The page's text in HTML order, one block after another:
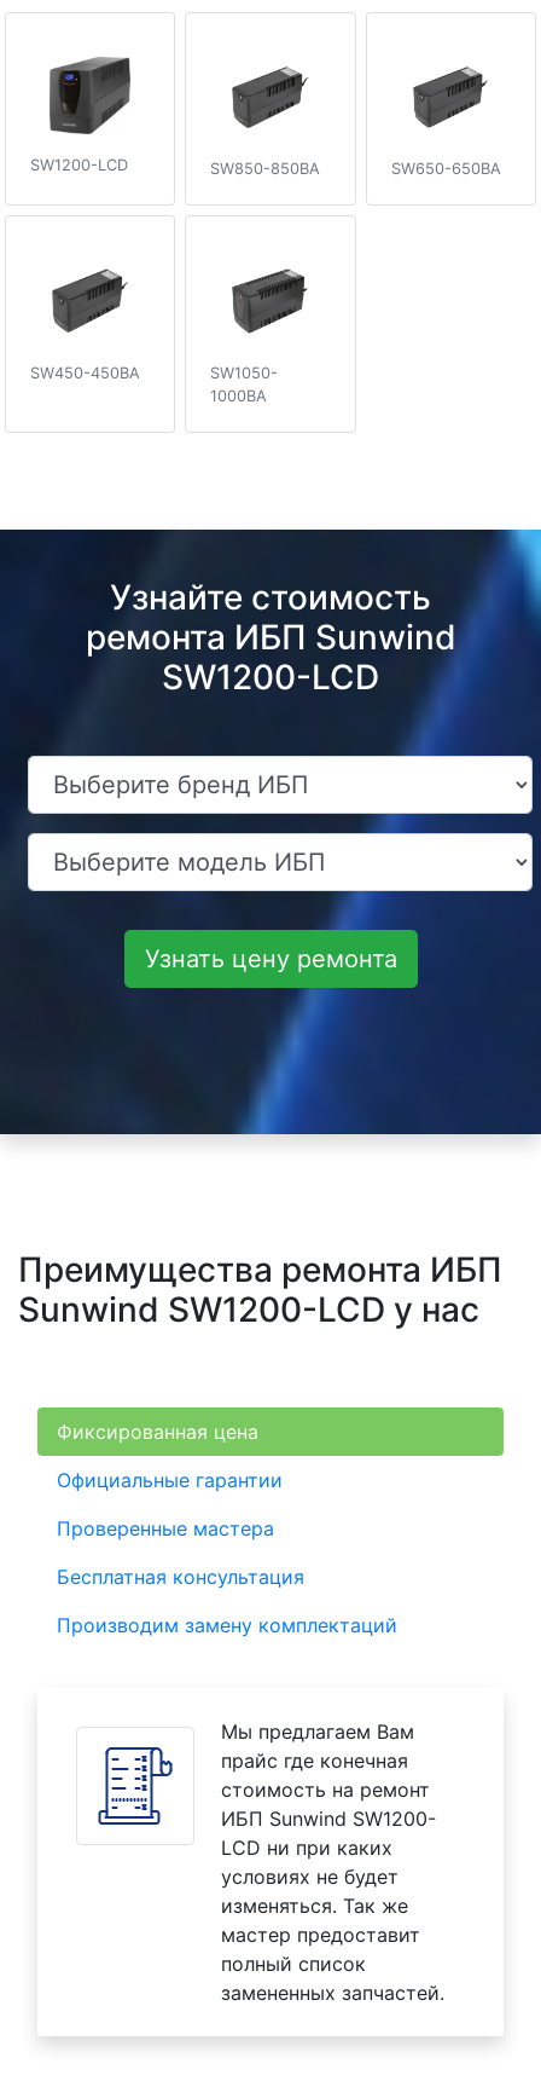
SW1200-LCD SW850-850ВA SW650-650ВA
SW450-450ВA
SW1050-
1000ВA
Узнайте стоимость
ремонта ИБП Sunwind
SW1200-LCD
Узнать цену ремонта
Преимущества ремонта ИБП
Sunwind SW1200-LCD у нас
Фиксированная цена
Официальные гарантии
Проверенные мастера
Бесплатная консультация
Производим замену комплектаций
Мы предлагаем Вам
прайс где конечная
стоимость на ремонт
ИБП Sunwind SW1200-
LCD ни при каких
условиях не будет
изменяться. Так же
мастер предоставит
полный список
замененных запчастей.